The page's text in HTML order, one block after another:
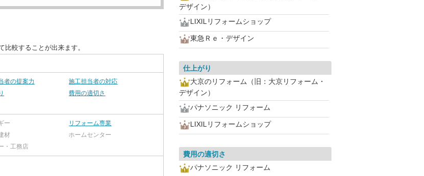
較することが出来ます。
者の提案力
施工担当者の対応
費用の適切さ
ー
リフォーム専業
材
ホームセンター
・工務店
デザイン）
LIXILリフォームショップ
東急Ｒｅ・デザイン
仕上がり
大京のリフォーム（旧：大京リフォーム・
デザイン）
パナソニック リフォーム
LIXILリフォームショップ
費用の適切さ
パナソニック リフォーム